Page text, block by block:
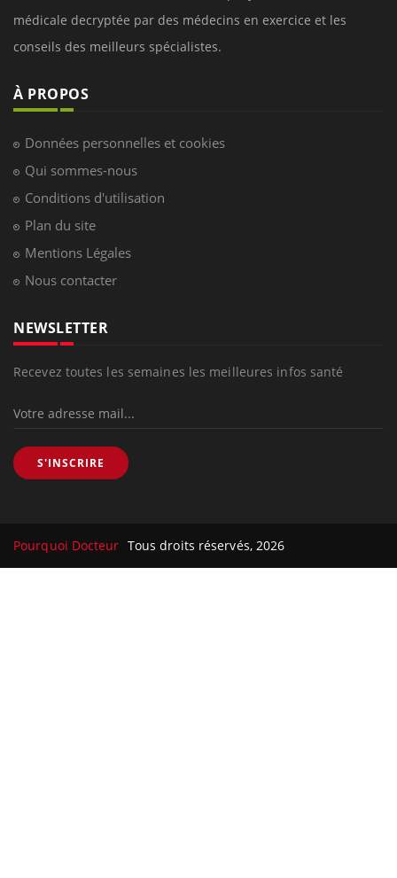
médicale decryptée par des médecins en exercice et les
conseils des meilleurs spécialistes.
À PROPOS
Données personnelles et cookies
Qui sommes-nous
Conditions d'utilisation
Plan du site
Mentions Légales
Nous contacter
NEWSLETTER
Recevez toutes les semaines les meilleures infos santé
S'INSCRIRE
Pourquoi Docteur Tous droits réservés, 2026